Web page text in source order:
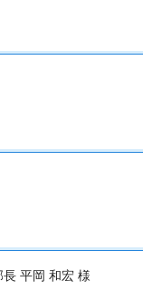
平岡 和宏 様